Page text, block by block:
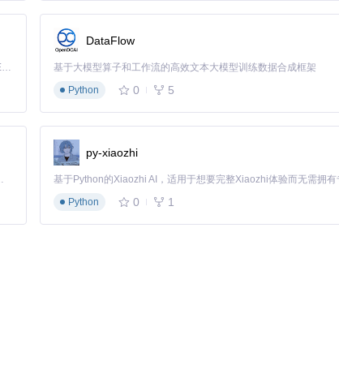
Kimi K3 是Kimi能力最强的模型：这是一个拥有 2.8 万亿参数的混合专家（MoE）模型，具备原生视觉理解能力，并支持 100 万 token 的上下文窗口。
DataFlow
基于大模型算子和工作流的高效文本大模型训练数据合成框架
Python
0 5
还是希望用代码贡献证明自己的开发者，都能在这里找到属于你的成长路径。
py-xiaozhi
Python
0 1